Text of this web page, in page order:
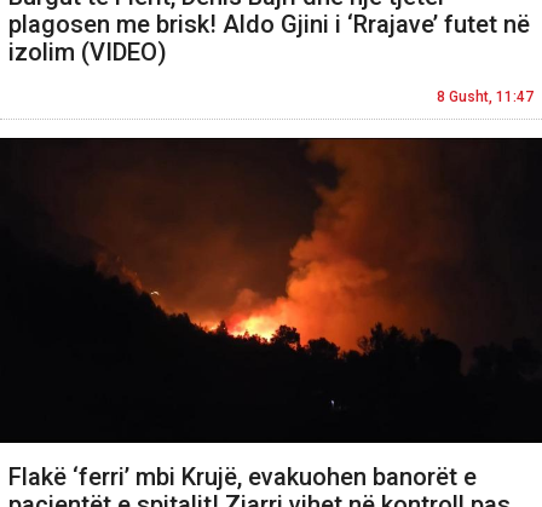
plagosen me brisk! Aldo Gjini i ‘Rrajave’ futet në
izolim (VIDEO)
8 Gusht, 11:47
Flakë ‘ferri’ mbi Krujë, evakuohen banorët e